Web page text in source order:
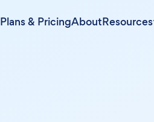
Plans & PricingAboutResources